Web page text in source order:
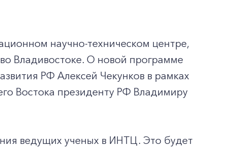
научно-техническом центре,
Владивостоке. О новой программе
РФ Алексей Чекунков в рамках
Востока президенту РФ Владимиру
ведущих ученых в ИНТЦ. Это будет